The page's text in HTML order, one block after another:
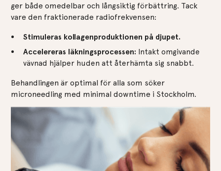
ger både omedelbar och långsiktig förbättring. Tack
vare den fraktionerade radiofrekvensen:
Stimuleras kollagenproduktionen på djupet.
Accelereras läkningsprocessen: Intakt omgivande
vävnad hjälper huden att återhämta sig snabbt.
Behandlingen är optimal för alla som söker
microneedling med minimal downtime i Stockholm.